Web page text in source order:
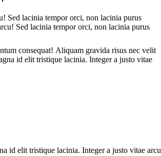
Sed lacinia tempor orci, non lacinia purus
Sed lacinia tempor orci, non lacinia purus
consequat! Aliquam gravida risus nec velit
id elit tristique lacinia. Integer a justo vitae
id elit tristique lacinia. Integer a justo vitae arcu